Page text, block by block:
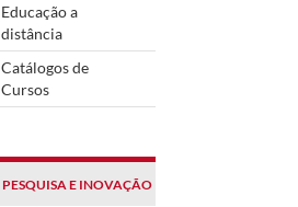
Educação a
distância
Catálogos de
Cursos
PESQUISA E INOVAÇÃO